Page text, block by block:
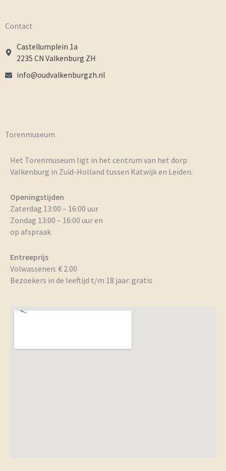
Contact
Castellumplein 1a
2235 CN Valkenburg ZH
info@oudvalkenburgzh.nl
Torenmuseum
Het Torenmuseum ligt in het centrum van het dorp
Valkenburg in Zuid-Holland tussen Katwijk en Leiden.
Openingstijden
Zaterdag 13:00 – 16:00 uur
Zondag 13:00 – 16:00 uur en
op afspraak
Entreeprijs
Volwassenen: € 2.00
Bezoekers in de leeftijd t/m 18 jaar: gratis